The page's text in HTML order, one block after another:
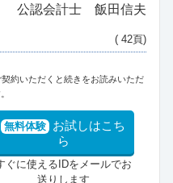
公認会計士 飯田信夫
( 42頁)
約いただくと続きをお読みいただ
無料体験 お試しはこち
ら
ぐに使えるIDをメールでお
送りします